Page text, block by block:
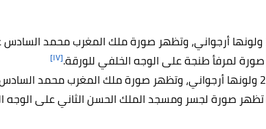
الإصدار الأول في عام 2002 ولونها أرجواني، وتظهر صورة ملك المغرب محمد
لمرفأ طنجة على الوجه الخلفي للورقة.[١٧]
الإصدار الثاني في عام 2012 ولونها أرجواني، وتظهر صورة ملك المغرب محمد
تظهر صورة لجسر ومسجد الملك الحسن الثاني على الوجه